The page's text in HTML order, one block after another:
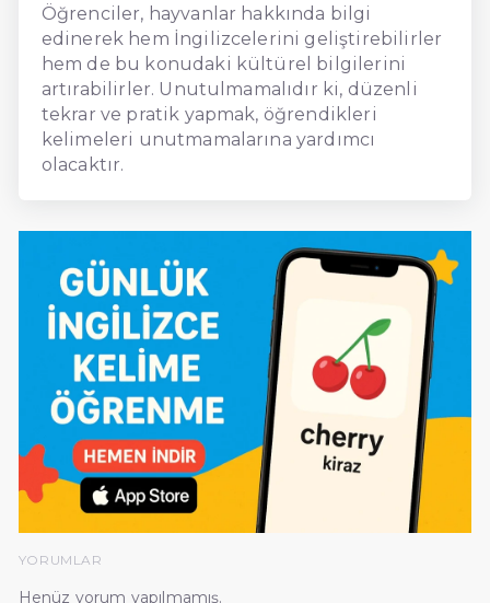
Öğrenciler, hayvanlar hakkında bilgi
edinerek hem İngilizcelerini geliştirebilirler
hem de bu konudaki kültürel bilgilerini
artırabilirler. Unutulmamalıdır ki, düzenli
tekrar ve pratik yapmak, öğrendikleri
kelimeleri unutmamalarına yardımcı
olacaktır.
YORUMLAR
Henüz yorum yapılmamış.